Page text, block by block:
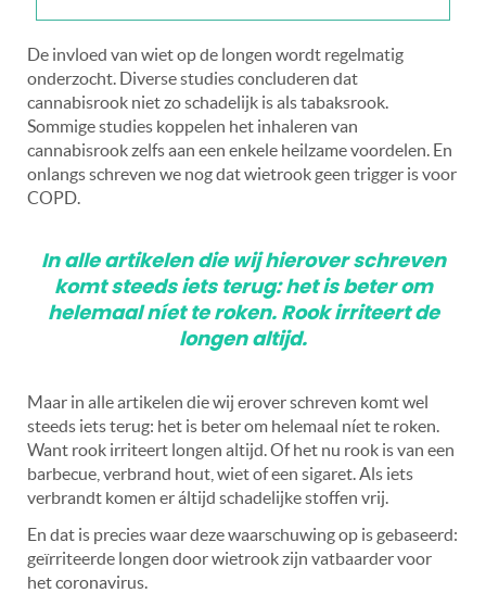
De invloed van wiet op de longen wordt regelmatig
onderzocht. Diverse studies concluderen dat
cannabisrook niet zo schadelijk is als tabaksrook.
Sommige studies koppelen het inhaleren van
cannabisrook zelfs aan een enkele heilzame voordelen. En
onlangs schreven we nog dat wietrook geen trigger is voor
COPD.
In alle artikelen die wij hierover schreven
komt steeds iets terug: het is beter om
helemaal níet te roken. Rook irriteert de
longen altijd.
Maar in alle artikelen die wij erover schreven komt wel
steeds iets terug: het is beter om helemaal níet te roken.
Want rook irriteert longen altijd. Of het nu rook is van een
barbecue, verbrand hout, wiet of een sigaret. Als iets
verbrandt komen er áltijd schadelijke stoffen vrij.
En dat is precies waar deze waarschuwing op is gebaseerd:
geïrriteerde longen door wietrook zijn vatbaarder voor
het coronavirus.